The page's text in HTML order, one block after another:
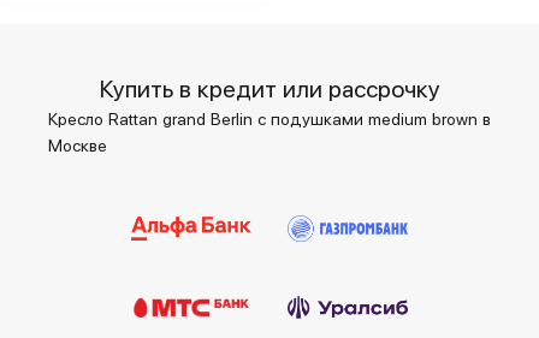
Купить в кредит или рассрочку
Кресло Rattan grand Berlin с подушками medium brown в
Москве